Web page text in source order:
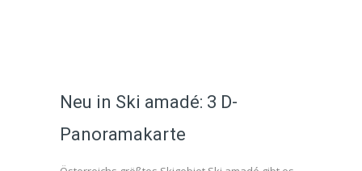
Neu in Ski amadé: 3 D-
Panoramakarte